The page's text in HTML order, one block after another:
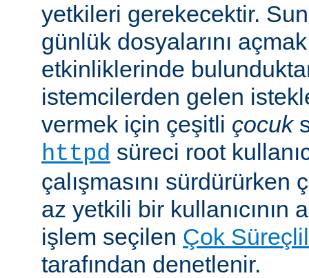
yetkileri gerekecektir.
günlük dosyalarını
etkinliklerinde
istemcilerden gelen
vermek için çeşitli çocuk
httpd süreci root
çalışmasını
az yetkili bir kullanıcının
işlem seçilen Çok
tarafından denetlenir.